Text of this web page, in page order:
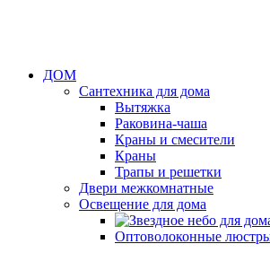
ДОМ
Сантехника для дома
Вытяжка
Раковина-чаша
Краны и смесители
Краны
Трапы и решетки
Двери межкомнатные
Освещение для дома
Оптоволоконные